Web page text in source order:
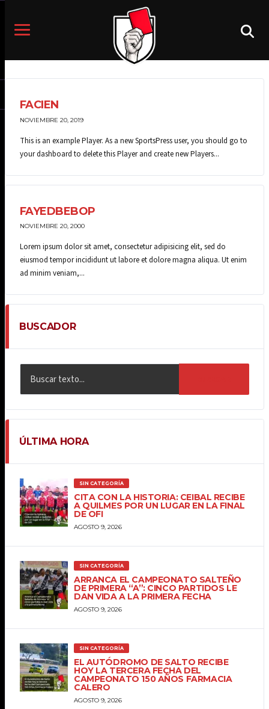
FACIEN
NOVIEMBRE 20, 2019
This is an example Player. As a new SportsPress user, you should go to
your dashboard to delete this Player and create new Players...
FAYEDBEBOP
NOVIEMBRE 20, 2000
Lorem ipsum dolor sit amet, consectetur adipisicing elit, sed do
eiusmod tempor incididunt ut labore et dolore magna aliqua. Ut enim
ad minim veniam,...
BUSCADOR
ÚLTIMA HORA
SIN CATEGORÍA
CITA CON LA HISTORIA: CEIBAL RECIBE
A QUILMES POR UN LUGAR EN LA FINAL
DE OFI
AGOSTO 9, 2026
SIN CATEGORÍA
ARRANCA EL CAMPEONATO SALTEÑO
DE PRIMERA “A”: CINCO PARTIDOS LE
DAN VIDA A LA PRIMERA FECHA
AGOSTO 9, 2026
SIN CATEGORÍA
EL AUTÓDROMO DE SALTO RECIBE
HOY LA TERCERA FECHA DEL
CAMPEONATO 150 AÑOS FARMACIA
CALERO
AGOSTO 9, 2026